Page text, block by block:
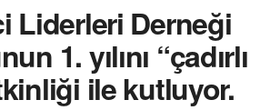
Liderleri Derneği
1. yılını “çadırlı
ile kutluyor.